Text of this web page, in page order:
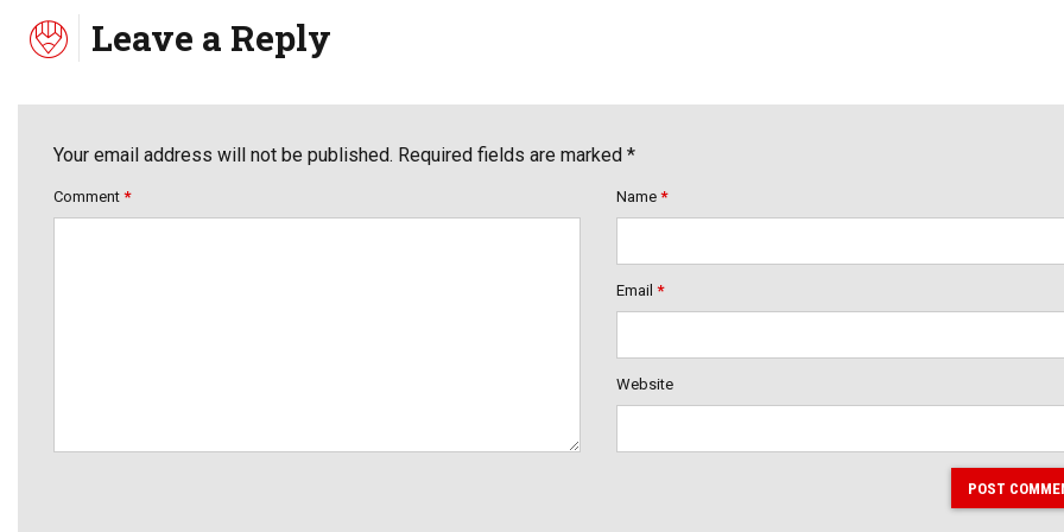
Leave a Reply
Your email address will not be published. Required fields are marked *
Comment * Name *
Email *
Website
POST